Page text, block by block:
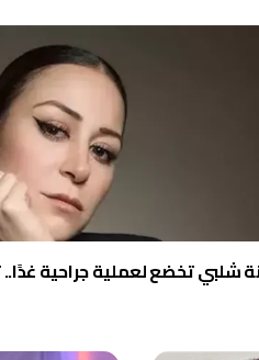
شلبي تخضع لعملية جراحية